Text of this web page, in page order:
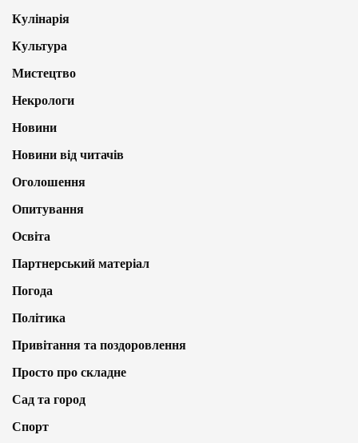
Кулінарія
Культура
Мистецтво
Некрологи
Новини
Новини від читачів
Оголошення
Опитування
Освіта
Партнерський матеріал
Погода
Політика
Привітання та поздоровлення
Просто про складне
Сад та город
Спорт